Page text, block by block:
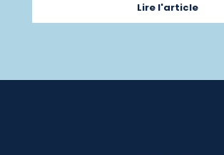
Lire l'article